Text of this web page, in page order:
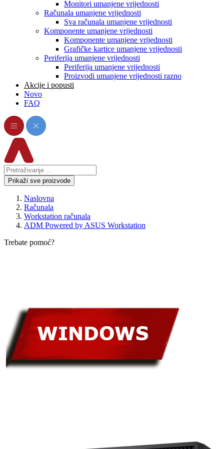
Monitori umanjene vrijednosti
Računala umanjene vrijednosti
Sva računala umanjene vrijednosti
Komponente umanjene vrijednosti
Komponente umanjene vrijednosti
Grafičke kartice umanjene vrijednosti
Periferija umanjene vrijednosti
Periferija umanjene vrijednosti
Proizvodi umanjene vrijednosti razno
Akcije i popusti
Novo
FAQ
Prikaži sve proizvode
Naslovna
Računala
Workstation računala
ADM Powered by ASUS Workstation
Trebate pomoć?